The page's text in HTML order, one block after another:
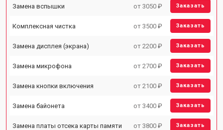
Замена вспышки от 3050 ₽ Заказать
Комплексная чистка от 3500 ₽ Заказать
Замена дисплея (экрана) от 2200 ₽ Заказать
Замена микрофона от 2700 ₽ Заказать
Замена кнопки включения от 2100 ₽ Заказать
Замена байонета от 3400 ₽ Заказать
Замена платы отсека карты памяти от 3800 ₽ Заказать